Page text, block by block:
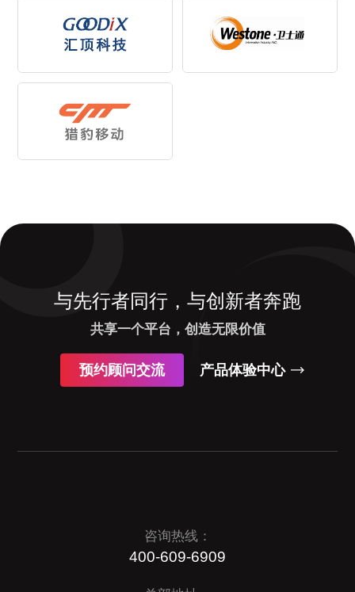
与先行者同行，与创新者奔跑
共享一个平台，创造无限价值
预约顾问交流 产品体验中心
咨询热线：
400-609-6909